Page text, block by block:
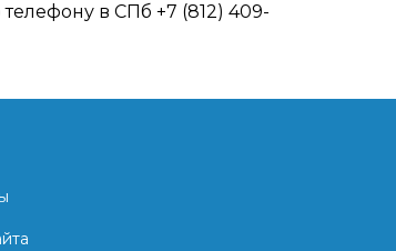
в СПб +7 (812) 409-